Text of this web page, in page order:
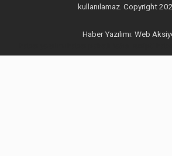
kullanılamaz. Copyright
Haber Yazılımı: Web